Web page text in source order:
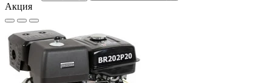
Акция